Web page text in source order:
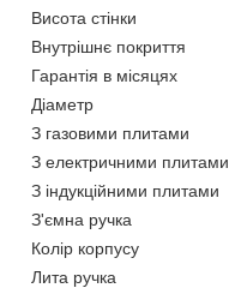
Висота стінки
Внутрішнє покриття
Гарантія в місяцях
Діаметр
З газовими плитами
З електричними плитами
З індукційними плитами
З'ємна ручка
Колір корпусу
Лита ручка